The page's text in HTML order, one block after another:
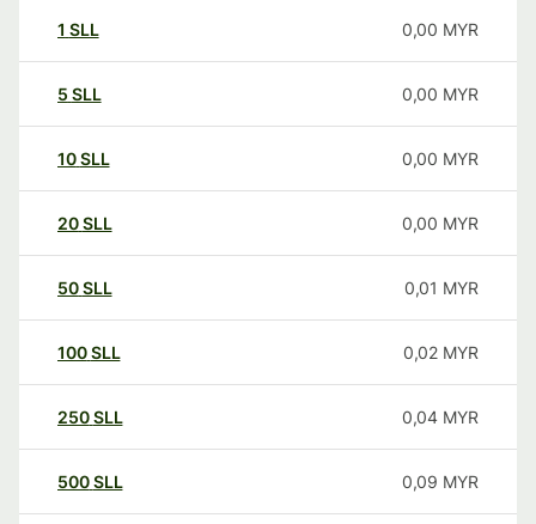
1 SLL 0,00 MYR
5 SLL 0,00 MYR
10SLL 0,00 MYR
20SLL 0,00 MYR
50SLL 0,01 MYR
100SLL 0,02 MYR
250SLL 0,04 MYR
500SLL 0,09 MYR